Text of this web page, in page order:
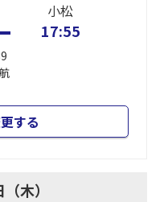
小松
17:55
する
木）